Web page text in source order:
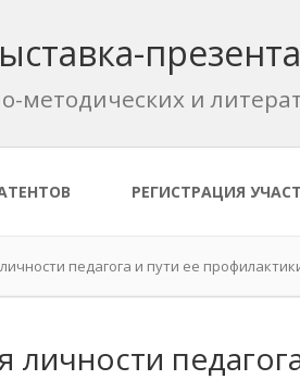
методических и
РЕГИСТРАЦИЯ
педагога и пути ее